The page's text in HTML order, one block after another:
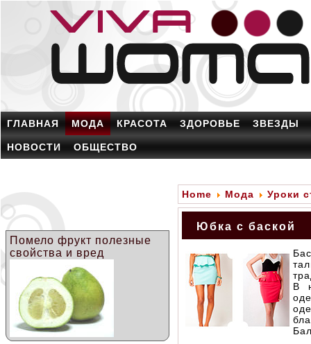
ГЛАВНАЯ МОДА КРАСОТА ЗДОРОВЬЕ ЗВЕЗДЫ
НОВОСТИ ОБЩЕСТВО
Помело фрукт полезные
свойства и вред
Home Мода Уроки
Юбка с баской
В